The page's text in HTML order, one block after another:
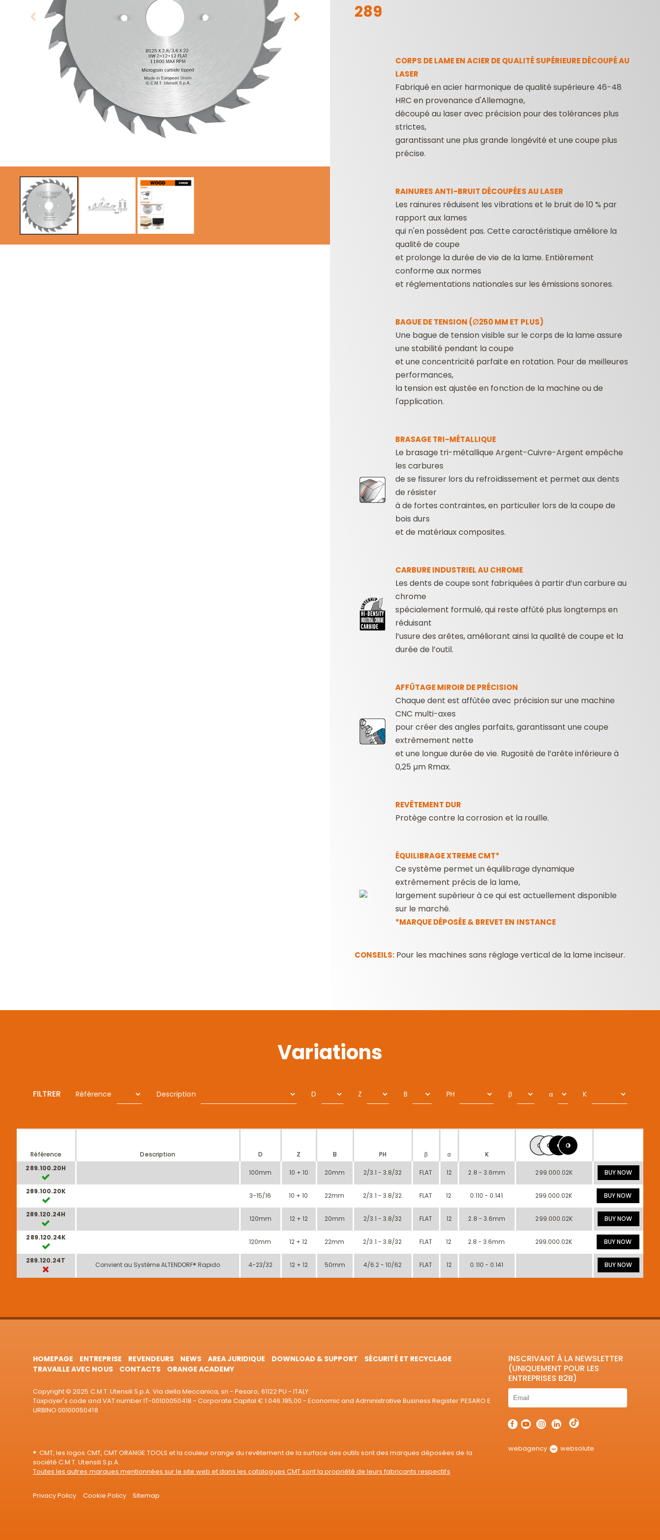
LAMES CIRCULAIRES
CMT CONTRACTOR
TOOLS® - ITK PLUS®
ITK XTREME SAW
BLADES
LAMES DE SCIES
RÉVERSIBLES ET
PORTE-OUTILS
COFFRETS DE
FRAISES POUR
DÉFONCEUSES
289
CORPS DE LAME EN ACIER DE QUALITÉ SUPÉRIEURE DÉCOUPÉ AU
LASER
Fabriqué en acier harmonique de qualité supérieure 46-48
HRC en provenance d'Allemagne,
découpé au laser avec précision pour des tolérances plus
strictes,
garantissant une plus grande longévité et une coupe plus
précise.
RAINURES ANTI-BRUIT DÉCOUPÉES AU LASER
Les rainures réduisent les vibrations et le bruit de 10 % par
rapport aux lames
qui n'en possèdent pas. Cette caractéristique améliore la
qualité de coupe
et prolonge la durée de vie de la lame. Entièrement
conforme aux normes
et réglementations nationales sur les émissions sonores.
BAGUE DE TENSION (∅250 MM ET PLUS)
Une bague de tension visible sur le corps de la lame assure
une stabilité pendant la coupe
et une concentricité parfaite en rotation. Pour de meilleures
performances,
la tension est ajustée en fonction de la machine ou de
l'application.
BRASAGE TRI-MÉTALLIQUE
Le brasage tri-métallique Argent-Cuivre-Argent empêche
les carbures
de se fissurer lors du refroidissement et permet aux dents
de résister
à de fortes contraintes, en particulier lors de la coupe de
bois durs
et de matériaux composites.
CARBURE INDUSTRIEL AU CHROME
Les dents de coupe sont fabriquées à partir d’un carbure au
chrome
spécialement formulé, qui reste affûté plus longtemps en
réduisant
l’usure des arêtes, améliorant ainsi la qualité de coupe et la
durée de l’outil.
AFFÛTAGE MIROIR DE PRÉCISION
Chaque dent est affûtée avec précision sur une machine
CNC multi-axes
pour créer des angles parfaits, garantissant une coupe
extrêmement nette
et une longue durée de vie. Rugosité de l’arête inférieure à
0,25 µm Rmax.
REVÊTEMENT DUR
Protège contre la corrosion et la rouille.
ÉQUILIBRAGE XTREME CMT*
Ce système permet un équilibrage dynamique
extrêmement précis de la lame,
largement supérieur à ce qui est actuellement disponible
sur le marché.
*MARQUE DÉPOSÉE & BREVET EN INSTANCE
CONSEILS: Pour les machines sans réglage vertical de la lame inciseur.
Variations
FILTRER Référence Description D Z B PH β α K
Référence Description D Z B PH β α
K
289.100.20H
100mm 10 + 10 20mm 2/3.1 - 3.8/32 FLAT 12 2.8 - 3.6mm 299.000.02K BUY NOW
289.100.20K
3-15/16 10 + 10 22mm 2/3.1 - 3.8/32 FLAT 12 0.110 - 0.141 299.000.02K BUY NOW
289.120.24H
120mm 12 + 12 20mm 2/3.1 - 3.8/32 FLAT 12 2.8 - 3.6mm 299.000.02K BUY NOW
289.120.24K
120mm 12 + 12 22mm 2/3.1 - 3.8/32 FLAT 12 2.8 - 3.6mm 299.000.02K BUY NOW
289.120.24T
Convient au Système ALTENDORF® Rapido 4-23/32 12 + 12 50mm 4/6.2 - 10/62 FLAT 12 0.110 - 0.141 BUY NOW
HOMEPAGE ENTREPRISE REVENDEURS NEWS AREA JURIDIQUE DOWNLOAD & SUPPORT
SÉCURITÉ ET RECYCLAGE
TRAVAILLE AVEC NOUS
CONTACTS ORANGE ACADEMY
Copyright © 2025 C.M.T. Utensili S.p.A. Via della Meccanica, sn - Pesaro, 61122 PU - ITALY
Taxpayer's code and VAT number IT-00100050418 - Corporate Capital € 1.046.195,00 - Economic and Administrative Business Register PESARO E
URBINO 00100050418
®: CMT, les logos CMT, CMT ORANGE TOOLS et la couleur orange du revêtement de la surface des outils sont des marques déposées de la
société C.M.T. Utensili S.p.A.
Toutes les autres marques mentionnées sur le site web et dans les catalogues CMT sont la propriété de leurs fabricants respectifs
Privacy Policy Cookie Policy Sitemap
INSCRIVANT À LA NEWSLETTER
(UNIQUEMENT POUR LES
ENTREPRISES B2B)
webagency websolute